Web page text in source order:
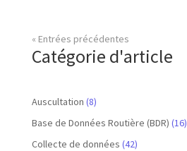
« Entrées précédentes
Catégorie d'article
Auscultation (8)
Base de Données Routière (BDR) (16)
Collecte de données (42)